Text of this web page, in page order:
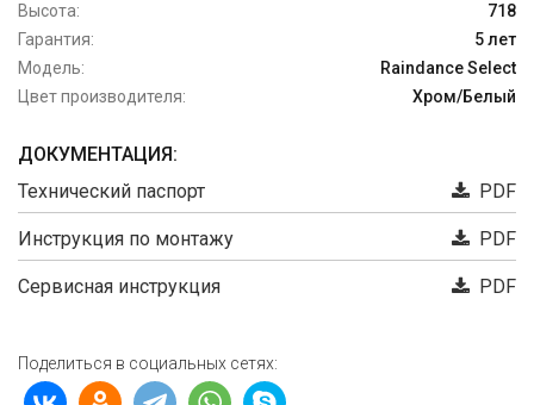
Высота:
718
Гарантия:
5 лет
Модель:
Raindance Select
Цвет производителя:
Хром/Белый
ДОКУМЕНТАЦИЯ:
Технический паспорт
PDF
Инструкция по монтажу PDF
Сервисная инструкция PDF
Поделиться в социальных сетях: